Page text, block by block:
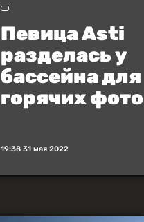
Певица Asti
разделась у
бассейна для
горячих фото
19:38 31 мая 2022